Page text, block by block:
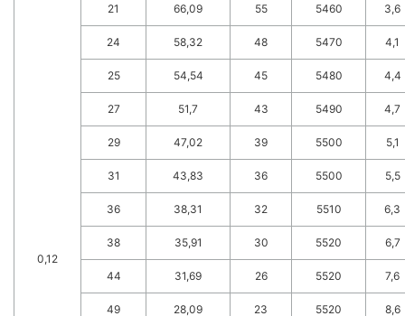
0,12
21 66,09 55 5460 3,6
24 58,32 48 5470 4,1
25 54,54 45 5480 4,4
27 51,7 43 5490 4,7
29 47,02 39 5500 5,1
31 43,83 36 5500 5,5
36 38,31 32 5510 6,3
38 35,91 30 5520 6,7
44 31,69 26 5520 7,6
49 28,09 23 5520 8,6